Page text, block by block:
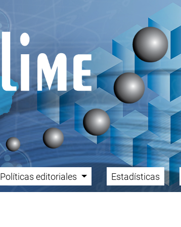
Políticas editoriales Estadísticas